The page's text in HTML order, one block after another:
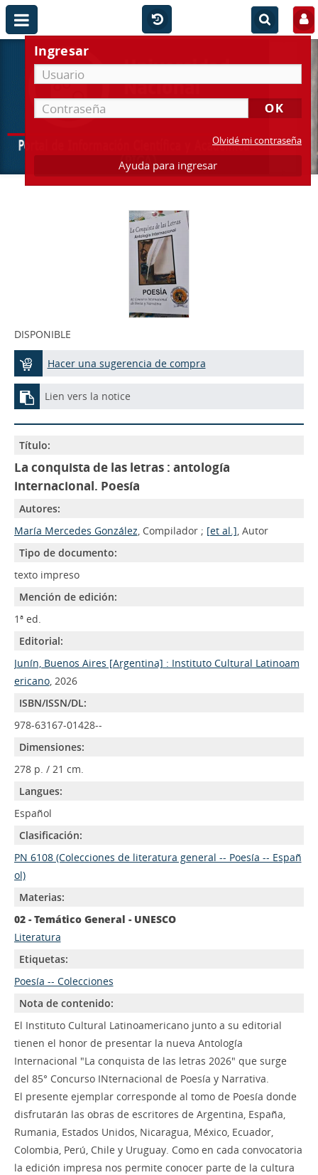
Ingresar
Olvidé mi contraseña
Ayuda para ingresar
DISPONIBLE
Hacer una sugerencia de compra
Lien vers la notice
Título:
La conquista de las letras : antología
internacional. Poesía
Autores:
María Mercedes González, Compilador ; [et al.], Autor
Tipo de documento:
texto impreso
Mención de edición:
1ª ed.
Editorial:
Junín, Buenos Aires [Argentina] : Instituto Cultural Latinoam
ericano, 2026
ISBN/ISSN/DL:
978-63167-01428--
Dimensiones:
278 p. / 21 cm.
Langues:
Español
Clasificación:
PN 6108 (Colecciones de literatura general -- Poesía -- Españ
ol)
Materias:
02 - Temático General - UNESCO
Literatura
Etiquetas:
Poesía -- Colecciones
Nota de contenido:
El Instituto Cultural Latinoamericano junto a su editorial
tienen el honor de presentar la nueva Antología
Internacional "La conquista de las letras 2026" que surge
del 85° Concurso INternacional de Poesía y Narrativa.
El presente ejemplar corresponde al tomo de Poesía donde
disfrutarán las obras de escritores de Argentina, España,
Rumania, Estados Unidos, Nicaragua, México, Ecuador,
Colombia, Perú, Chile y Uruguay. Como en cada convocatoria
la edición impresa nos permite conocer parte de la cultura